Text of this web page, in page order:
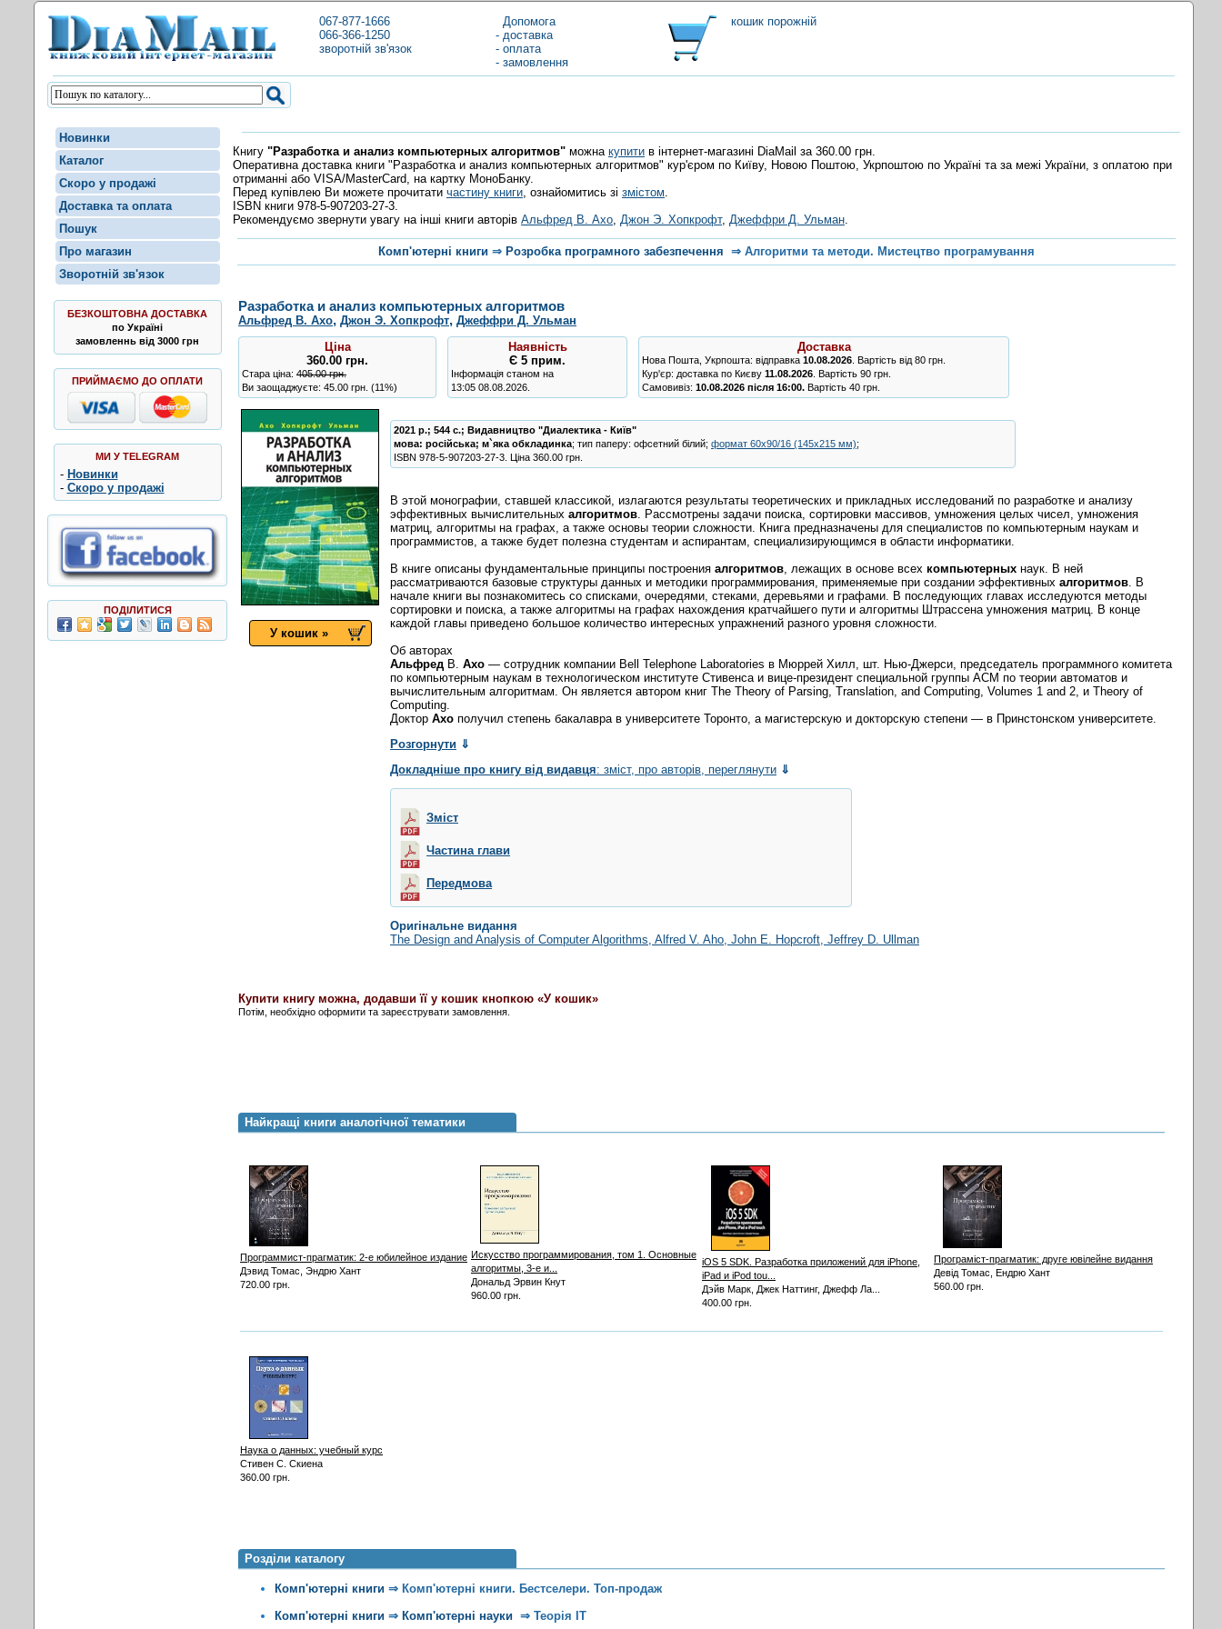
067-877-1666
066-366-1250
зворотній зв'язок
Допомога
- доставка
- оплата
- замовлення
кошик порожній
Новинки
Каталог
Скоро у продажі
Доставка та оплата
Пошук
Про магазин
Зворотній зв'язок
БЕЗКОШТОВНА ДОСТАВКА
по Україні
замовленнь від 3000 грн
ПРИЙМАЄМО ДО ОПЛАТИ
МИ У TELEGRAM
- Новинки
- Скоро у продажі
ПОДІЛИТИСЯ
Книгу "Разработка и анализ компьютерных алгоритмов" можна купити в інтернет-магазині DiaMail за 360.00 грн.
Оперативна доставка книги "Разработка и анализ компьютерных алгоритмов" кур'єром по Київу, Новою Поштою, Укрпоштою по Україні та за межі України, з оплатою при
отриманні або VISA/MasterCard, на картку МоноБанку.
Перед купівлею Ви можете прочитати частину книги , ознайомитись зі змістом
ISBN книги 978-5-907203-27-3.
Рекомендуємо звернути увагу на інші книги авторів Альфред В. Ахо Джон Э. Хопкрофт, Джеффри Д. Ульман
Комп'ютерні книги ⇒ Розробка програмного забезпечення ⇒ Алгоритми та методи. Мистецтво програмування
Разработка и анализ компьютерных алгоритмов
Альфред В. Ахо, Джон Э. Хопкрофт, Джеффри Д. Ульман
Ціна
360.00 грн.
Стара ціна: 405.00 грн.
Ви заощаджуєте: 45.00 грн. (11%)
Наявність
Є 5 прим.
Інформація станом на
13:05 08.08.2026.
Доставка
Нова Пошта, Укрпошта: відправка 10.08.2026 . Вартість від 80 грн.
Кур'єр: доставка по Києву 11.08.2026 . Вартість 90 грн.
Самовивіз: 10.08.2026 після 16:00. Вартість 40 грн.
У кошик »
2021 р.; 544 с.; Видавництво "Диалектика - Київ"
мова: російська; м`яка обкладинка; тип паперу: офсетний білий; формат 60х90/16 (145х215 мм);
ISBN 978-5-907203-27-3 Ціна 360.00 грн.
В этой монографии, ставшей классикой, излагаются результаты теоретических и прикладных исследований по разработке и анализу
эффективных вычислительных алгоритмов. Рассмотрены задачи поиска, сортировки массивов, умножения целых чисел, умножения
матриц, алгоритмы на графах, а также основы теории сложности. Книга предназначены для специалистов по компьютерным наукам и
программистов, а также будет полезна студентам и аспирантам, специализирующимся в области информатики.
В книге описаны фундаментальные принципы построения алгоритмов, лежащих в основе всех компьютерных наук. В ней
рассматриваются базовые структуры данных и методики программирования, применяемые при создании эффективных алгоритмов. В
начале книги вы познакомитесь со списками, очередями, стеками, деревьями и графами. В последующих главах исследуются методы
сортировки и поиска, а также алгоритмы на графах нахождения кратчайшего пути и алгоритмы Штрассена умножения матриц. В конце
каждой главы приведено большое количество интересных упражнений разного уровня сложности.
Об авторах
Альфред В. Ахо — сотрудник компании Bell Telephone Laboratories в Мюррей Хилл, шт. Нью-Джерси, председатель программного комитета
по компьютерным наукам в технологическом институте Стивенса и вице-президент специальной группы ACM по теории автоматов и
вычислительным алгоритмам. Он является автором книг The Theory of Parsing, Translation, and Computing, Volumes 1 and 2, и Theory of
Computing.
Доктор Ахо получил степень бакалавра в университете Торонто, а магистерскую и докторскую степени — в Принстонском университете.
Розгорнути ⇓
Докладніше про книгу від видавця: зміст, про авторів, переглянути ⇓
Зміст
Частина глави
Передмова
Оригінальне видання
The Design and Analysis of Computer Algorithms, Alfred V. Aho, John E. Hopcroft, Jeffrey D. Ullman
Купити книгу можна, додавши її у кошик кнопкою «У кошик»
Потім, необхідно оформити та зареєструвати замовлення.
Найкращі книги аналогічної тематики
Программист-прагматик: 2-е юбилейное издание
Дэвид Томас, Эндрю Хант
720.00 грн.
Искусство программирования, том 1. Основные
алгоритмы, 3-е и...
Дональд Эрвин Кнут
960.00 грн.
iOS 5 SDK. Разработка приложений для iPhone,
iPad и iPod tou...
Дэйв Марк, Джек Наттинг, Джефф Ла...
400.00 грн.
Програміст-прагматик: друге ювілейне видання
Девід Томас, Ендрю Хант
560.00 грн.
Наука о данных: учебный курс
Стивен С. Скиена
360.00 грн.
Розділи каталогу
Комп'ютерні книги ⇒ Комп'ютерні книги. Бестселери. Топ-продаж
Комп'ютерні книги ⇒ Комп'ютерні науки ⇒ Теорія IT